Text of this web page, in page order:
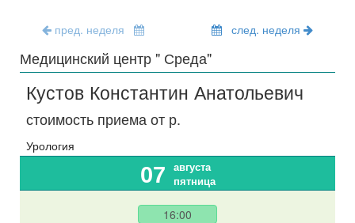
пред. неделя след. неделя
Медицинский центр " Среда"
Кустов Константин Анатольевич
стоимость приема от р.
Урология
07
августа
пятница
16:00